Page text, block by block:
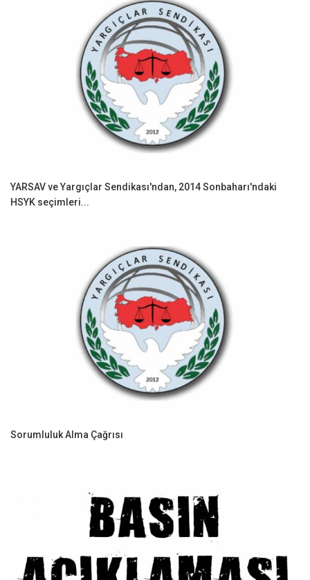
YARSAV ve Yargıçlar Sendikası'ndan, 2014 Sonbaharı'ndaki
HSYK seçimleri...
Sorumluluk Alma Çağrısı